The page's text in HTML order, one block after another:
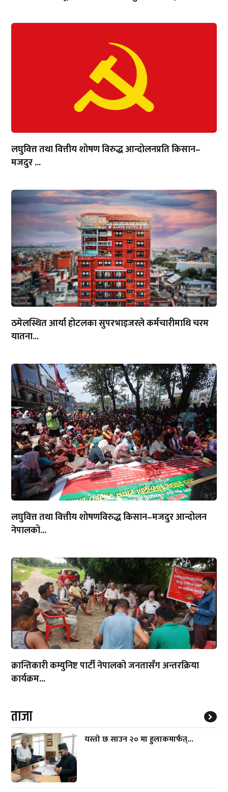
लघुवित्त तथा वित्तीय शोषण विरुद्ध आन्दोलनप्रति किसान–
मजदुर ...
ठमेलस्थित आर्या होटलका सुपरभाइजरले कर्मचारीमाथि चरम
यातना...
लघुवित्त तथा वित्तीय शोषणविरुद्ध किसान–मजदुर आन्दोलन
नेपालको...
क्रान्तिकारी कम्युनिष्ट पार्टी नेपालको जनतासँग अन्तरक्रिया
कार्यक्रम...
ताजा
यस्तो छ साउन २० मा हुलाकमार्फत्...